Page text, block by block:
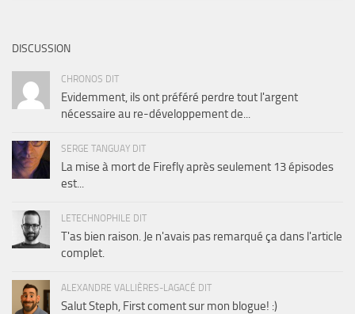
DISCUSSION
CHRONOS DIT
Evidemment, ils ont préféré perdre tout l'argent
nécessaire au re-développement de...
SERGE TANGUAY DIT
La mise à mort de Firefly après seulement 13 épisodes
est...
LETECHNOPHILE DIT
T'as bien raison. Je n'avais pas remarqué ça dans l'article
complet.
ALEXANDRE VALLIÈRES-LAGACÉ DIT
Salut Steph, First coment sur mon blogue! :)